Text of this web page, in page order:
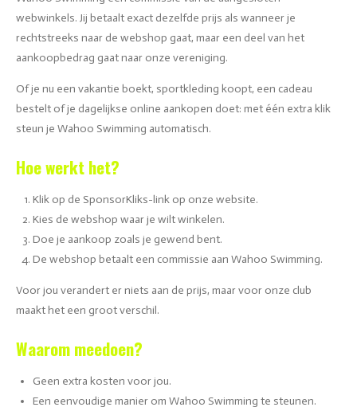
webwinkels. Jij betaalt exact dezelfde prijs als wanneer je
rechtstreeks naar de webshop gaat, maar een deel van het
aankoopbedrag gaat naar onze vereniging.
Of je nu een vakantie boekt, sportkleding koopt, een cadeau
bestelt of je dagelijkse online aankopen doet: met één extra klik
steun je Wahoo Swimming automatisch.
Hoe werkt het?
Klik op de SponsorKliks-link op onze website.
Kies de webshop waar je wilt winkelen.
Doe je aankoop zoals je gewend bent.
De webshop betaalt een commissie aan Wahoo Swimming.
Voor jou verandert er niets aan de prijs, maar voor onze club
maakt het een groot verschil.
Waarom meedoen?
Geen extra kosten voor jou.
Een eenvoudige manier om Wahoo Swimming te steunen.